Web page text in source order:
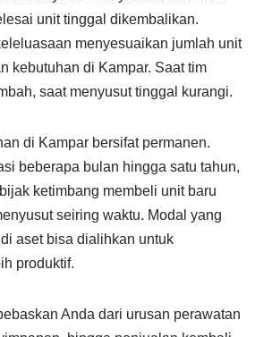
unit tinggal dikembalikan.
menyesuaikan jumlah unit
kebutuhan di Kampar. Saat tim
saat menyusut tinggal kurangi.
di Kampar bersifat permanen.
beberapa bulan hingga satu tahun,
ketimbang membeli unit baru
seiring waktu. Modal yang
aset bisa dialihkan untuk
produktif.
Anda dari urusan perawatan